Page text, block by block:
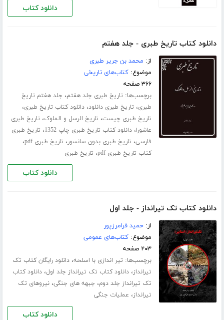
دانلود کتاب
دانلود کتاب تاریخ طبری - جلد هفتم
از: محمد بن جریر طبری
موضوع:کتاب‌های تاریخی
۳۶۶ صفحه
برچسب‌ها: تاریخ طبری جلد هفتم، جلد هفتم تاریخ
طبری، تاریخ طبری دانلود،دانلود کتاب تاریخ طبری،
تاریخ طبری چیست، تاریخ الرسل و الملوک، تاریخ طبری
عاشورا،دانلود کتاب تاریخ طبری چاپ 1352 ، تاریخ طبری
فارسی، تاریخ طبری بدون سانسور، تاریخ طبری pdf ،
کتاب تاریخ طبری pdf ، تاریخ طبری
دانلود کتاب
دانلود کتاب تک تیرانداز - جلد اول
از:حمید فرامرزپور
موضوع:کتاب‌های عمومی
۲۰۳ صفحه
برچسب‌ها: تیر اندازی با اسلحه،دانلود رایگان کتاب تک
تیرانداز،دانلود کتاب تک تیرانداز جلد اول،دانلود کتاب
تک تیرانداز جلد دوم، جبهه های جنگی،نیروهای تک
تیرانداز، عملیات جنگی
دانلود کتاب